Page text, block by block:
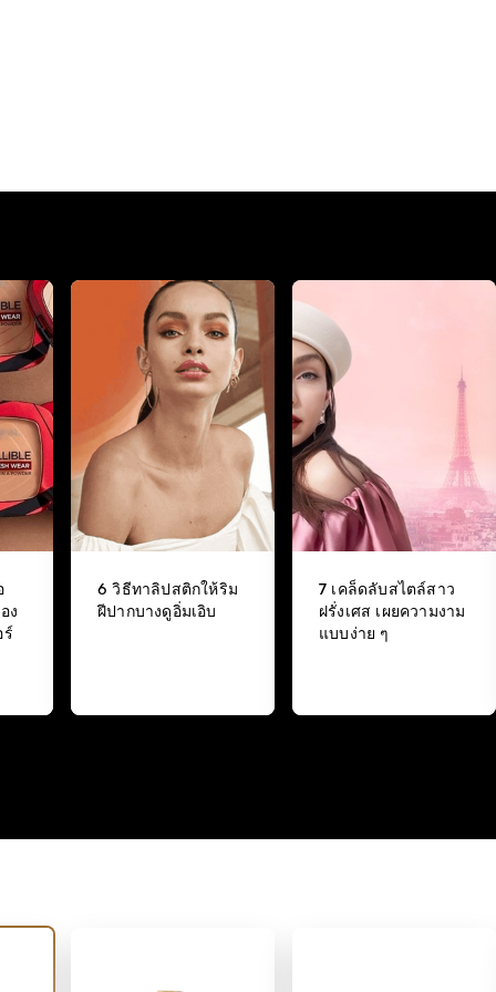
ง
6 วิธีทาลิปสติกให้ริม
ฝีปากบางดูอิ่มเอิบ
7 เคล็ดลับสไตล์สาว
ฝรั่งเศส เผยความงาม
แบบง่าย ๆ